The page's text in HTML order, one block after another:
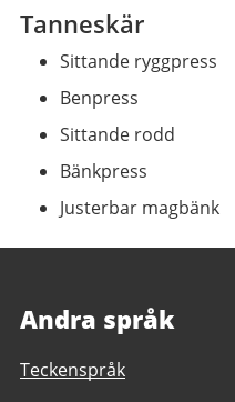
Tanneskär
Sittande ryggpress
Benpress
Sittande rodd
Bänkpress
Justerbar magbänk
Andra språk
Teckenspråk